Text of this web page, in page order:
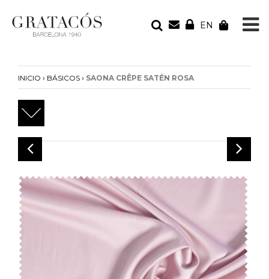
EN
Tu bolsa está vacía
INICIO › BÁSICOS › SAONA CRÊPE SATÉN ROSA